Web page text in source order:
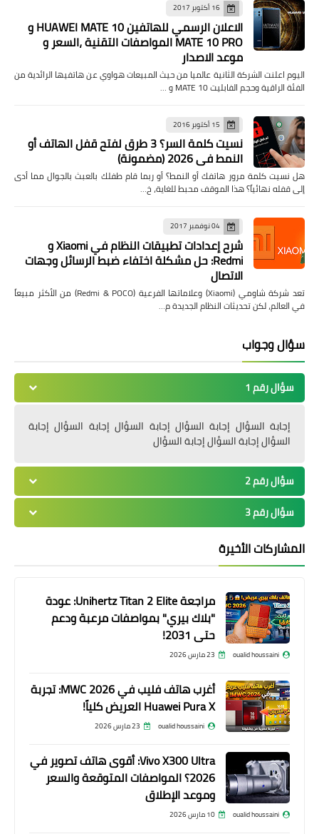
16 أكتوبر 2017
الاعلان الرسمي للهاتفين HUAWEI MATE 10 و
MATE 10 PRO المواصفات التقنية ،السعر و
موعد الاصدار
اليوم اعلنت الشركة الثانية عالميا من حيث المبيعات هواوي عن هاتفيها الرائدية من
الفئة الراقية وحجم الفابليت MATE 10 و …
15 أكتوبر 2016
نسيت كلمة السر؟ 3 طرق لفتح قفل الهاتف أو
النمط في 2026 (مضمونة)
هل نسيت كلمة مرور هاتفك أو النمط؟ أو ربما قام طفلك بالعبث بالجوال مما أدى
إلى قفله نهائياً؟ هذا الموقف محبط للغاية، خ…
04 نوفمبر 2017
شرح إعدادات تطبيقات النظام في Xiaomi و
Redmi: حل مشكلة اختفاء ضبط الرسائل وجهات
الاتصال
تعد شركة شاومي (Xiaomi) وعلاماتها الفرعية (Redmi & POCO) من الأكثر مبيعاً
في العالم، لكن تحديثات النظام الجديدة م…
سؤال وجواب
سؤال رقم 1
إجابة السؤال إجابة السؤال إجابة السؤال إجابة السؤال إجابة
السؤال إجابة السؤال إجابة السؤال
سؤال رقم 2
سؤال رقم 3
المشاركات الأخيرة
مراجعة Unihertz Titan 2 Elite: عودة
"بلاك بيري" بمواصفات مرعبة ودعم
حتى 2031!
oualid houssaini 23 مارس 2026
أغرب هاتف فليب في MWC 2026: تجربة
Huawei Pura X العريض كلياً!
oualid houssaini 23 مارس 2026
Vivo X300 Ultra: أقوى هاتف تصوير في
2026؟ المواصفات المتوقعة والسعر
وموعد الإطلاق
oualid houssaini 10 مارس 2026